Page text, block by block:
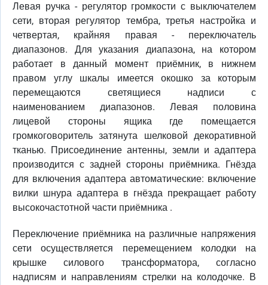
Левая ручка - регулятор громкости с выключателем
сети, вторая регулятор тембра, третья настройка и
четвертая, крайняя правая - переключатель
диапазонов. Для указания диапазона, на котором
работает в данный момент приёмник, в нижнем
правом углу шкалы имеется окошко за которым
перемещаются светящиеся надписи с
наименованием диапазонов. Левая половина
лицевой стороны ящика где помещается
громкоговоритель затянута шелковой декоративной
тканью. Присоединение антенны, земли и адаптера
производится с задней стороны приёмника. Гнёзда
для включения адаптера автоматические: включение
вилки шнура адаптера в гнёзда прекращает работу
высокочастотной части приёмника .
Переключение приёмника на различные напряжения
сети осуществляется перемещением колодки на
крышке силового трансформатора, согласно
надписям и направлениям стрелки на колодочке. В